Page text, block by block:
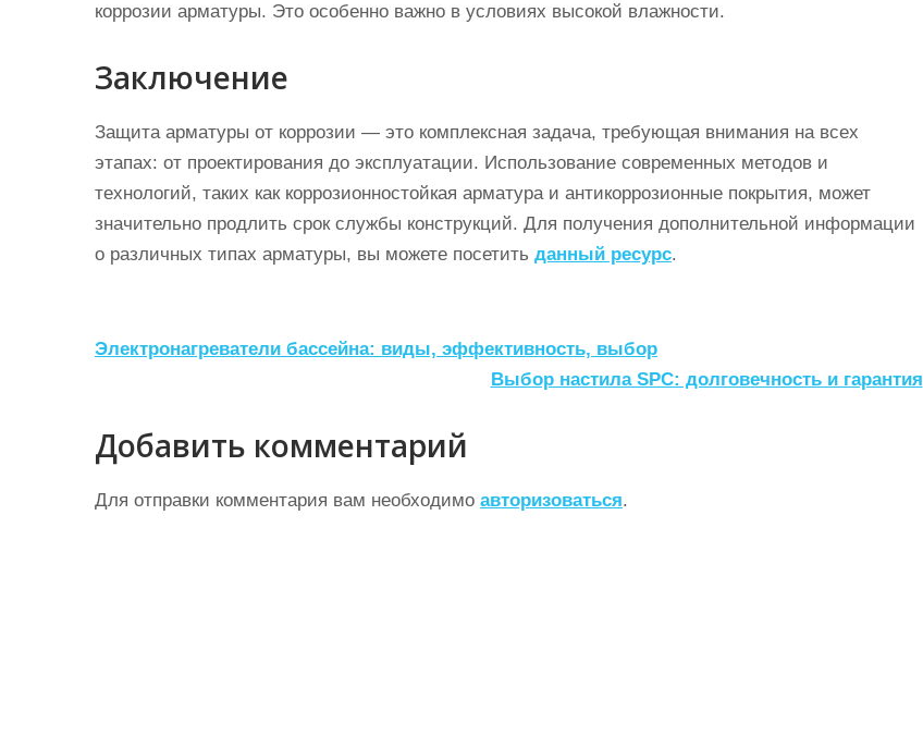
коррозии арматуры. Это особенно важно в условиях высокой влажности.
Заключение
Защита арматуры от коррозии — это комплексная задача, требующая внимания на всех
этапах: от проектирования до эксплуатации. Использование современных методов и
технологий, таких как коррозионностойкая арматура и антикоррозионные покрытия, может
значительно продлить срок службы конструкций. Для получения дополнительной информации
о различных типах арматуры, вы можете посетить данный ресурс.
Н
в
и
г
Электронагреватели бассейна: виды, эффективность, выбор
Выбор настила SPC: долговечность и гарантия
Добавить комментарий
Для отправки комментария вам необходимо авторизоваться.